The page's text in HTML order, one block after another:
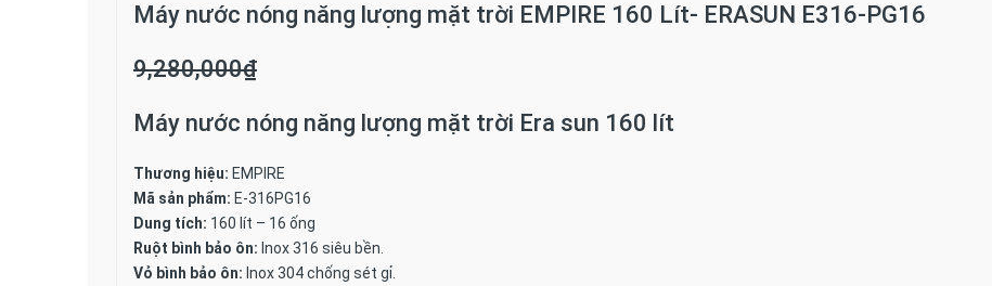
Máy nước nóng năng lượng mặt trời EMPIRE 160 Lít- ERASUN E316-PG16
9,280,000₫
Máy nước nóng năng lượng mặt trời Era sun 160 lít
Thương hiệu: EMPIRE
Mã sản phẩm: E-316PG16
Dung tích: 160 lít – 16 ống
Ruột bình bảo ôn: Inox 316 siêu bền.
Vỏ bình bảo ôn: Inox 304 chống sét gỉ.